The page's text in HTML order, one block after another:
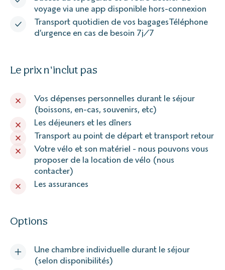
voyage via une app disponible hors-connexion
Transport quotidien de vos bagagesTéléphone
d’urgence en cas de besoin 7j/7
Le prix n'inclut pas
Vos dépenses personnelles durant le séjour
(boissons, en-cas, souvenirs, etc)
Les déjeuners et les dîners
Transport au point de départ et transport retour
Votre vélo et son matériel - nous pouvons vous
proposer de la location de vélo (nous
contacter)
Les assurances
Options
Une chambre individuelle durant le séjour
(selon disponibilités)